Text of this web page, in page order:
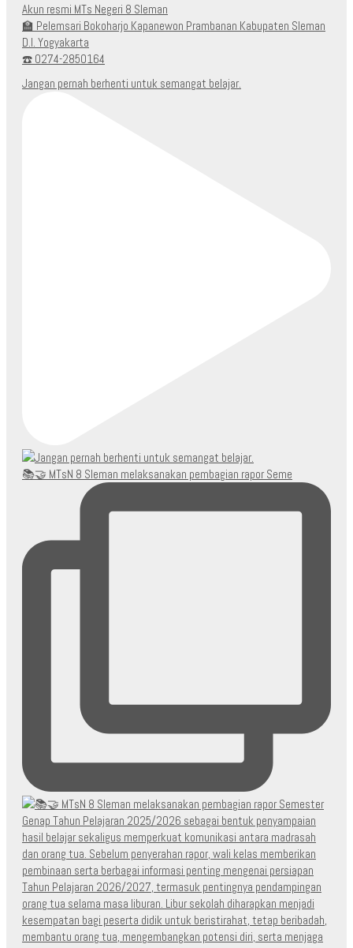
Akun resmi MTs Negeri 8 Sleman
🏫 Pelemsari Bokoharjo Kapanewon Prambanan Kabupaten Sleman
D.I. Yogyakarta
☎️ 0274-2850164
Jangan pernah berhenti untuk semangat belajar.
📚🤝 MTsN 8 Sleman melaksanakan pembagian rapor Seme